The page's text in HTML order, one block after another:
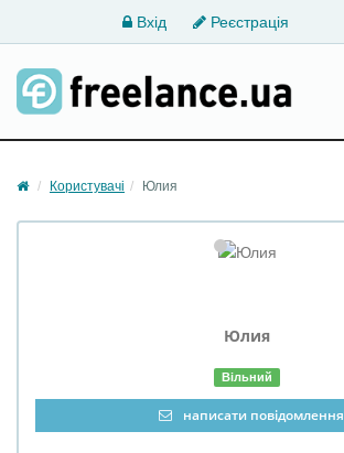
Вхід Реєстрація
Користувачі Юлия
Юлия
Вільний
написати повідомлення